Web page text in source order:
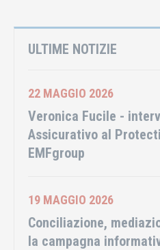
ULTIME NOTIZIE
22 MAGGIO 2026
Veronica Fucile -
Assicurativo al
EMFgroup
19 MAGGIO 2026
Conciliazione,
la campagna